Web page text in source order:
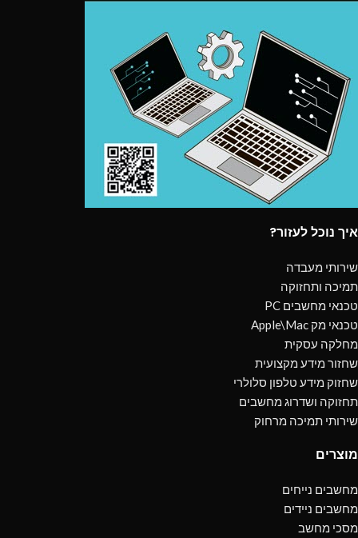
איך נוכל לעזור?
שירותי מעבדה
תמיכה ותחזוקה
טכנאי מחשבים PC
טכנאי מק Apple\Mac
מחלקה עסקית
שחזור מידע מקצועית
שחזוק מידע טלפון סלולרי
תחזוקה ושדרוג מחשבים
שירותי תמיכה מרחוק
מוצרים
מחשבים נייחים
מחשבים ניידים
מסכי מחשב